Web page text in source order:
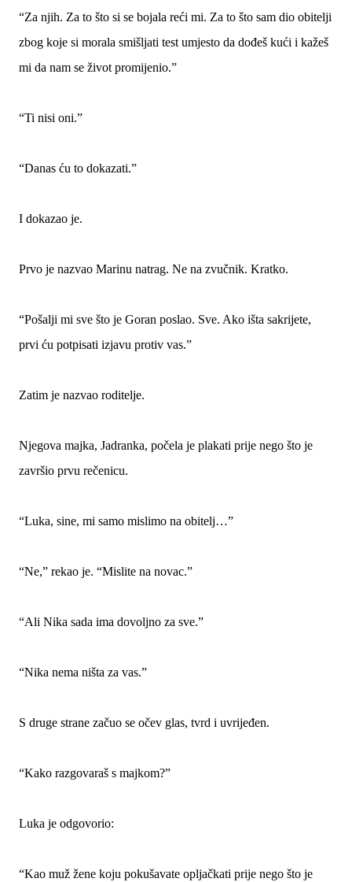
“Za njih. Za to što si se bojala reći mi. Za to što sam dio obitelji
zbog koje si morala smišljati test umjesto da dođeš kući i kažeš
mi da nam se život promijenio.”
“Ti nisi oni.”
“Danas ću to dokazati.”
I dokazao je.
Prvo je nazvao Marinu natrag. Ne na zvučnik. Kratko.
“Pošalji mi sve što je Goran poslao. Sve. Ako išta sakrijete,
prvi ću potpisati izjavu protiv vas.”
Zatim je nazvao roditelje.
Njegova majka, Jadranka, počela je plakati prije nego što je
završio prvu rečenicu.
“Luka, sine, mi samo mislimo na obitelj…”
“Ne,” rekao je. “Mislite na novac.”
“Ali Nika sada ima dovoljno za sve.”
“Nika nema ništa za vas.”
S druge strane začuo se očev glas, tvrd i uvrijeđen.
“Kako razgovaraš s majkom?”
Luka je odgovorio:
“Kao muž žene koju pokušavate opljačkati prije nego što je